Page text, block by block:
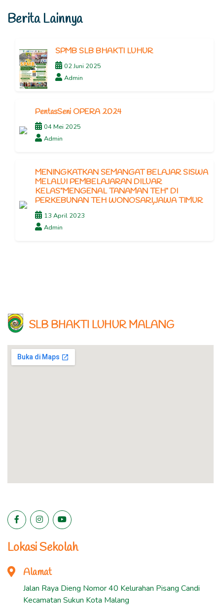
Berita Lainnya
SPMB SLB BHAKTI LUHUR
02 Juni 2025
Admin
PentasSeni OPERA 2024
04 Mei 2025
Admin
MENINGKATKAN SEMANGAT BELAJAR SISWA
MELALUI PEMBELAJARAN DILUAR
KELAS"MENGENAL TANAMAN TEH" DI
PERKEBUNAN TEH WONOSARI,JAWA TIMUR
13 April 2023
Admin
SLB BHAKTI LUHUR MALANG
Lokasi Sekolah
Alamat
Jalan Raya Dieng Nomor 40 Kelurahan Pisang Candi
Kecamatan Sukun Kota Malang